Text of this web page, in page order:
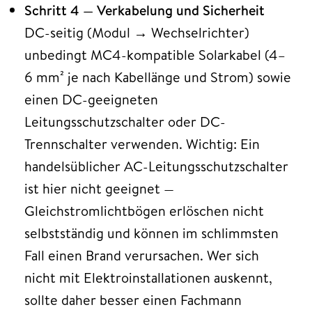
Schritt 4 — Verkabelung und Sicherheit
DC-seitig (Modul → Wechselrichter)
unbedingt MC4-kompatible Solarkabel (4–
6 mm² je nach Kabellänge und Strom) sowie
einen DC-geeigneten
Leitungsschutzschalter oder DC-
Trennschalter verwenden. Wichtig: Ein
handelsüblicher AC-Leitungsschutzschalter
ist hier nicht geeignet —
Gleichstromlichtbögen erlöschen nicht
selbstständig und können im schlimmsten
Fall einen Brand verursachen. Wer sich
nicht mit Elektroinstallationen auskennt,
sollte daher besser einen Fachmann